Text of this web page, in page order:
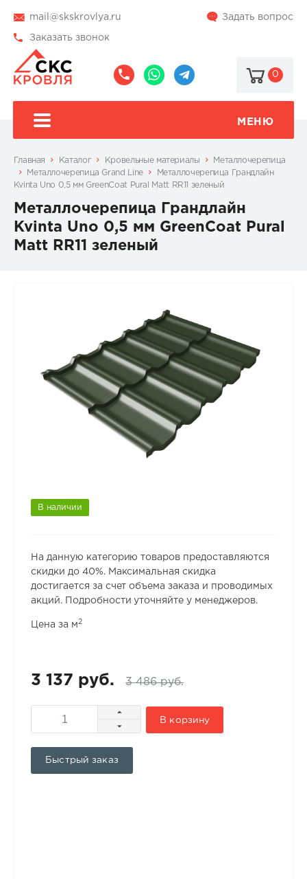
mail@skskrovlya.ru Задать вопрос
Заказать звонок
0
МЕНЮ
Главная Каталог Кровельные материалы
Металлочерепица
Металлочерепица Grand Line
Металлочерепица Грандлайн
Kvinta Uno 0,5 мм GreenCoat Pural Matt RR11 зеленый
Металлочерепица Грандлайн
Kvinta Uno 0,5 мм GreenCoat Pural
Matt RR11 зеленый
В наличии
На данную категорию товаров предоставляются
скидки до 40%. Максимальная скидка
достигается за счет объема заказа и проводимых
акций. Подробности уточняйте у менеджеров.
Цена за м 2
3 137 руб. 3 486 руб.
В корзину
Быстрый заказ